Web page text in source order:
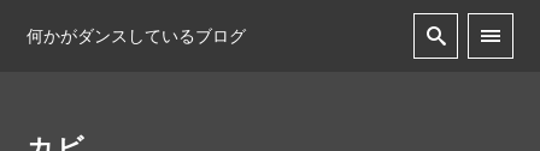
何かがダンスしているブログ